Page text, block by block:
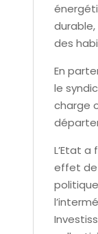
des
En
le
charge
L’Etat
effet de